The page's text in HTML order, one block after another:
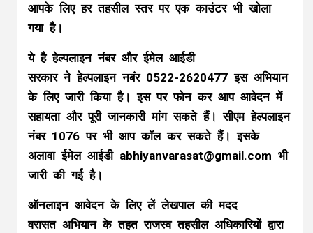
आपके लिए हर तहसील स्तर पर एक काउंटर भी खोला
गया है।
ये है हेल्पलाइन नंबर और ईमेल आईडी
सरकार ने हेल्पलाइन नबंर 0522-2620477 इस अभियान
के लिए जारी किया है। इस पर फोन कर आप आवेदन में
सहायता और पूरी जानकारी मांग सकते हैं। सीएम हेल्पलाइन
नंबर 1076 पर भी आप कॉल कर सकते हैं। इसके
अलावा ईमेल आईडी abhiyanvarasat@gmail.com भी
जारी की गई है।
ऑनलाइन आवेदन के लिए लें लेखपाल की मदद
वरासत अभियान के तहत राजस्व तहसील अधिकारियों द्वारा